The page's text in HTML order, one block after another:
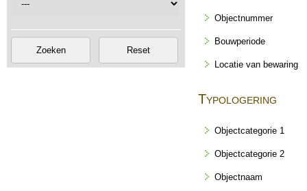
Objectnummer
Bouwperiode
Locatie van bewaring
Typologering
Objectcategorie 1
Objectcategorie 2
Objectnaam